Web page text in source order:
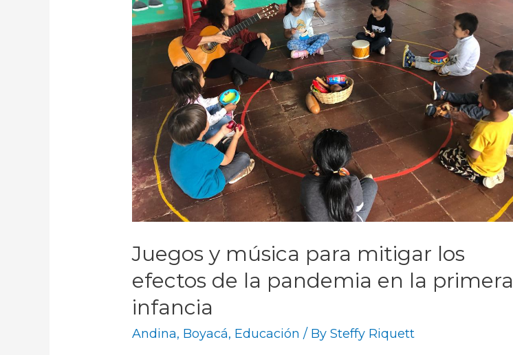
Juegos y música para mitigar los
efectos de la pandemia en la primera
infancia
Andina, Boyacá, Educación / BySteffy Riquett